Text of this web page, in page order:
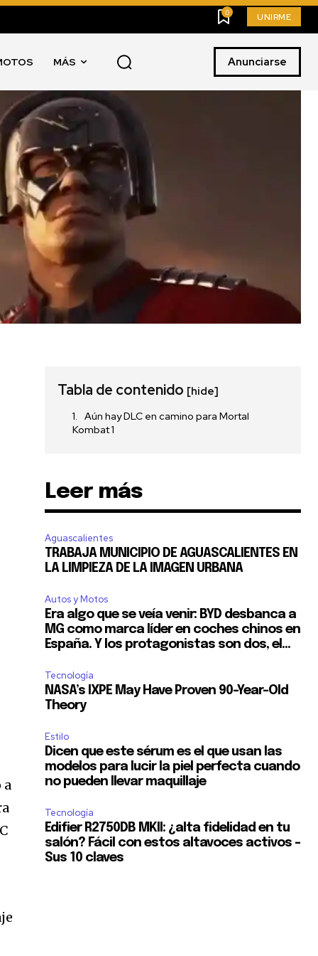
0 UNIRME
MÁS Anunciarse
a
Tabla de contenido [hide]
Aún hay DLC en camino para Mortal
Kombat 1
Leer más
Aguascalientes
TRABAJA MUNICIPIO DE AGUASCALIENTES EN
LA LIMPIEZA DE LA IMAGEN URBANA
Autos y Motos
Era algo que se veía venir: BYD desbanca a
MG como marca líder en coches chinos en
España. Y los protagonistas son dos, el...
Tecnología
NASA’s IXPE May Have Proven 90-Year-Old
Theory
Estilo
Dicen que este sérum es el que usan las
modelos para lucir la piel perfecta cuando
no pueden llevar maquillaje
Tecnología
Edifier R2750DB MKII: ¿alta fidelidad en tu
salón? Fácil con estos altavoces activos –
Sus 10 claves